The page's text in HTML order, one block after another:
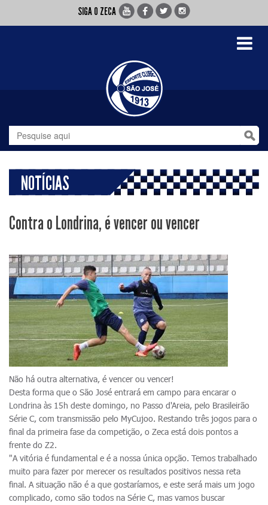
SIGA O ZECA
Toggle
NOTÍCIAS
Contra o Londrina, é vencer ou vencer
Não há outra alternativa, é vencer ou vencer!
Desta forma que o São José entrará em campo para encarar o
Londrina às 15h deste domingo, no Passo d'Areia, pelo Brasileirão
Série C, com transmissão pelo MyCujoo. Restando três jogos para o
final da primeira fase da competição, o Zeca está dois pontos a
frente do Z2.
"A vitória é fundamental e é a nossa única opção. Temos trabalhado
muito para fazer por merecer os resultados positivos nessa reta
final. A situação não é a que gostaríamos, e este será mais um jogo
complicado, como são todos na Série C, mas vamos buscar